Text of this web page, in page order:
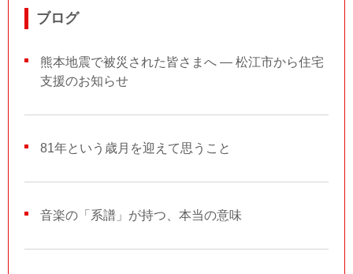
ブログ
熊本地震で被災された皆さまへ ― 松江市から住宅
支援のお知らせ
81年という歳月を迎えて思うこと
音楽の「系譜」が持つ、本当の意味